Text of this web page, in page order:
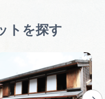
トを探す